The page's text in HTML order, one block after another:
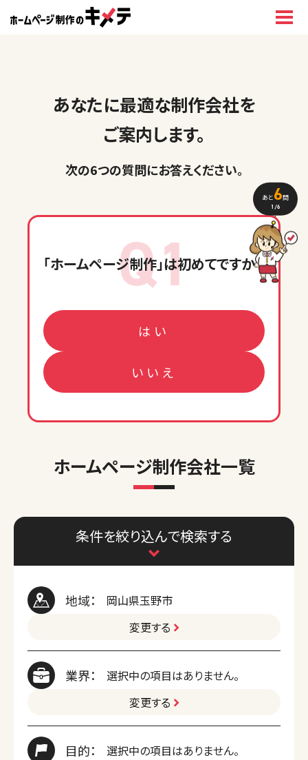
あなたに最適な制作会社を
ご案内します。
次の6つの質問にお答えください。
あと6問
1 /6
Q1
「ホームページ制作」は初めてですか？
はい
いいえ
ホームページ制作会社一覧
条件を絞り込んで検索する
地域：
岡山県玉野市
変更する
業界：
選択中の項目はありません。
変更する
目的：
選択中の項目はありません。